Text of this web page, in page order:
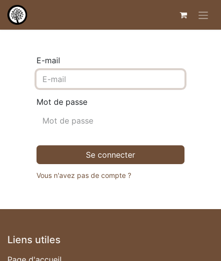
E-mail
Mot de passe
Se connecter
Vous n'avez pas de compte ?
Liens utiles